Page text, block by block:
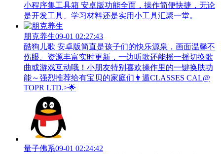
小程序集工具箱 安卓版功能全面，操作简便快捷，无论
是开发工具、学习材料还是实用小工具汇聚一堂。
朋克养生09-01 02:27:43
酷狗儿歌 安卓版简直是孩子们的快乐源泉，画面温馨不
伤眼、资源丰富实时更新，一边听歌还能摇一摇切换歌
曲或游戏互动哦！小朋友特别喜欢操作里的一键换肤功
能～强烈推荐给有宝贝的家庭们👨‍遁️CLASSES CAL@
TOPR LTD.>🌟
量子佛系09-01 02:24:42